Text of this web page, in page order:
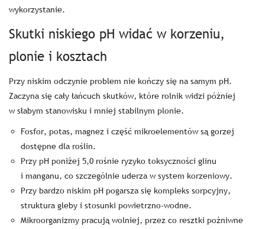
wykorzystanie.
Skutki niskiego pH widać w korzeniu,
plonie i kosztach
Przy niskim odczynie problem nie kończy się na samym pH.
Zaczyna się cały łańcuch skutków, które rolnik widzi później
w słabym stanowisku i mniej stabilnym plonie.
Fosfor, potas, magnez i część mikroelementów są gorzej
dostępne dla roślin.
Przy pH poniżej 5,0 rośnie ryzyko toksyczności glinu
i manganu, co szczególnie uderza w system korzeniowy.
Przy bardzo niskim pH pogarsza się kompleks sorpcyjny,
struktura gleby i stosunki powietrzno-wodne.
Mikroorganizmy pracują wolniej, przez co resztki pożniwne